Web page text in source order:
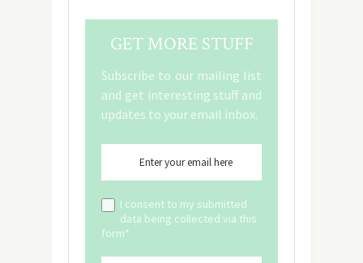
GET MORE STUFF
Subscribe to our mailing list
and get interesting stuff and
updates to your email inbox.
I consent to my submitted
data being collected via this
form*